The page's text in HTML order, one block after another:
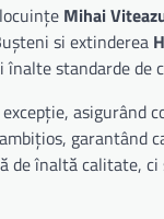
Mihai
si extinderea
înalte standarde de
asigurând
garantând
de înaltă calitate, ci